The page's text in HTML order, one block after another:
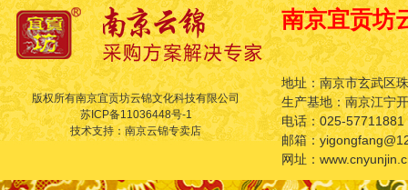
版权所有南京宜贡坊云锦文化科技有限公司
苏ICP备11036448号-1
技术支持：南京云锦专卖店
南京宜贡坊
地址：南京市玄武区
生产基地：南京江宁
电话：025-57711881
邮箱：
网址：